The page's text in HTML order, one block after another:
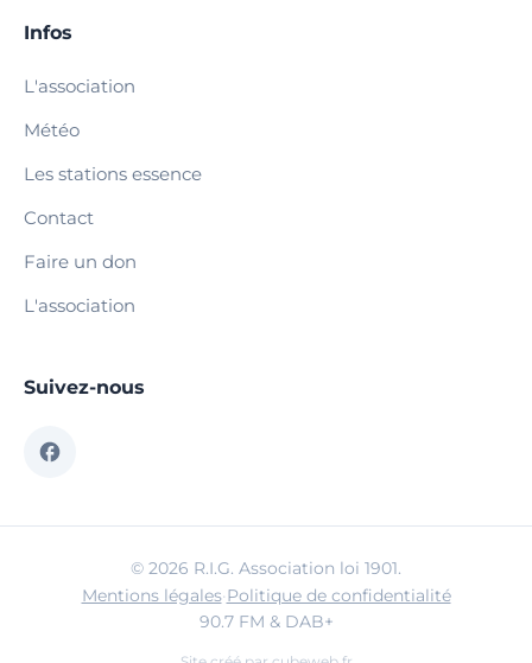
Infos
L'association
Météo
Les stations essence
Contact
Faire un don
L'association
Suivez-nous
© 2026 R.I.G. Association loi 1901.
Mentions légales·Politique de confidentialité
90.7 FM & DAB+